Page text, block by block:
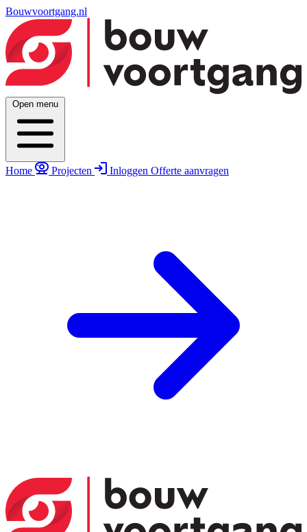
Bouwvoortgang.nl
Open menu
Home Projecten Inloggen Offerte aanvragen